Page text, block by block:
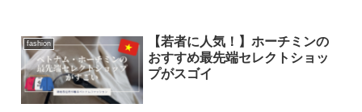
fashion
【若者に人気！】ホーチミンの
おすすめ最先端セレクトショッ
プがスゴイ